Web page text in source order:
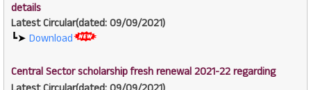
details
Latest Circular(dated:09/09/2021)
┗➤ Download
Central Sector scholarship fresh renewal 2021-22 regarding